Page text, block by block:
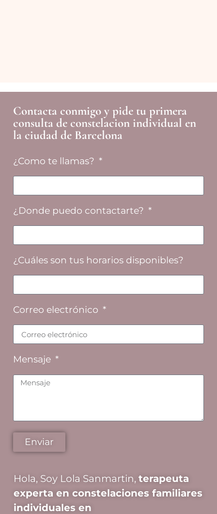
Contacta conmigo y pide tu primera
consulta de constelacion individual en
la ciudad de Barcelona
¿Como te llamas?
¿Donde puedo contactarte?
¿Cuáles son tus horarios disponibles?
Correo electrónico
Mensaje
Enviar
Hola, Soy Lola Sanmartin, terapeuta
experta en constelaciones familiares
individuales en